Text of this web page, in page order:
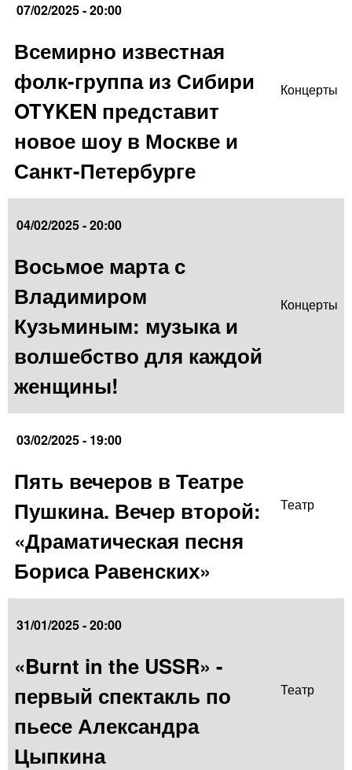
07/02/2025 - 20:00
Всемирно известная
фолк-группа из Сибири
OTYKEN представит
новое шоу в Москве и
Санкт-Петербурге
Концерты
04/02/2025 - 20:00
Восьмое марта с
Владимиром
Кузьминым: музыка и
волшебство для каждой
женщины!
Концерты
03/02/2025 - 19:00
Пять вечеров в Театре
Пушкина. Вечер второй:
«Драматическая песня
Бориса Равенских»
Театр
31/01/2025 - 20:00
«Burnt in the USSR» -
первый спектакль по
пьесе Александра
Цыпкина
Театр